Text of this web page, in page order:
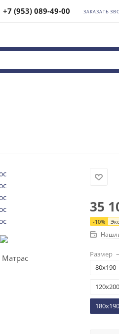
+7 (953) 089-49-00 ЗАКАЗАТЬ
35
-10%
Размер
80x190
120x200
180x190